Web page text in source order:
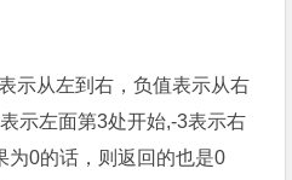
示从左到右，负值表示从右
示左面第3处开始,-3表示右
为0的话，则返回的也是0